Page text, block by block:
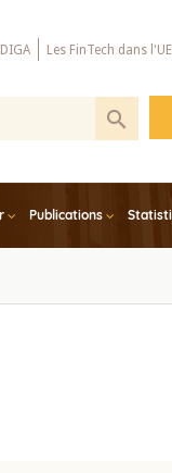
Les FinTech dans
Publications